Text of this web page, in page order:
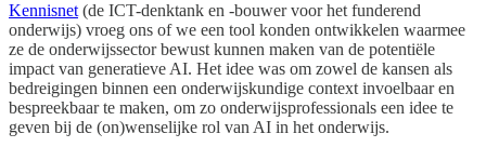
Kennisnet (de ICT-denktank en -bouwer voor het funderend
onderwijs) vroeg ons of we een tool konden ontwikkelen waarmee
ze de onderwijssector bewust kunnen maken van de potentiële
impact van generatieve AI. Het idee was om zowel de kansen als
bedreigingen binnen een onderwijskundige context invoelbaar en
bespreekbaar te maken, om zo onderwijsprofessionals een idee te
geven bij de (on)wenselijke rol van AI in het onderwijs.